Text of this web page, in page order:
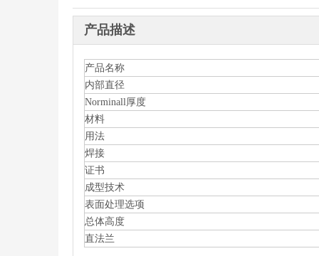
产品描述
产品名称
内部直径
Norminall厚度
材料
用法
焊接
证书
成型技术
表面处理选项
总体高度
直法兰